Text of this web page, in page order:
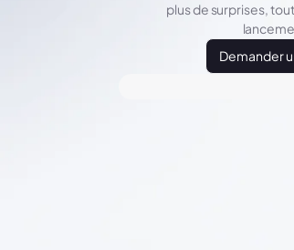
plus de surprises,
Demander